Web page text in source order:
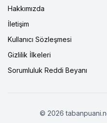
Hakkımızda
İletişim
Kullanıcı Sözleşmesi
Gizlilik İlkeleri
Sorumluluk Reddi Beyanı
© 2026